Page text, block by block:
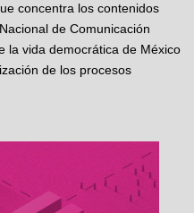
concentra los contenidos
de Comunicación
la vida democrática de México
de los procesos